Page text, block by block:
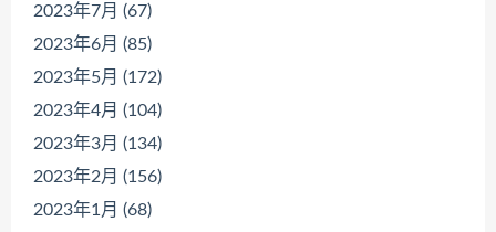
2023年7月 (67)
2023年6月 (85)
2023年5月 (172)
2023年4月 (104)
2023年3月 (134)
2023年2月 (156)
2023年1月 (68)